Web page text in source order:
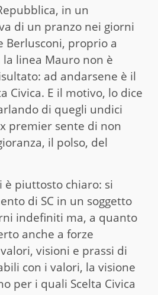
in un
di un pranzo nei giorni
Berlusconi, proprio a
la linea Mauro non è
ad andarsene è il
Civica. E il motivo, lo dice
di quegli undici
premier sente di non
il polso, del
è piuttosto chiaro: si
di SC in un soggetto
indefiniti ma, a quanto
anche a forze
visioni e prassi di
con i valori, la visione
per i quali Scelta Civica